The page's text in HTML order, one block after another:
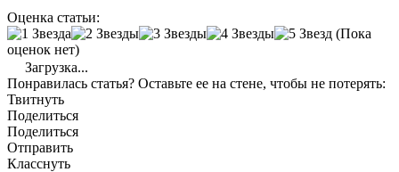
Оценка статьи:
(Пока
оценок нет)
Загрузка...
Понравилась статья? Оставьте ее на стене, чтобы не потерять:
Твитнуть
Поделиться
Поделиться
Отправить
Класснуть